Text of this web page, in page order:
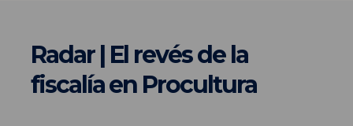
Radar | El revés de la
fiscalía en Procultura